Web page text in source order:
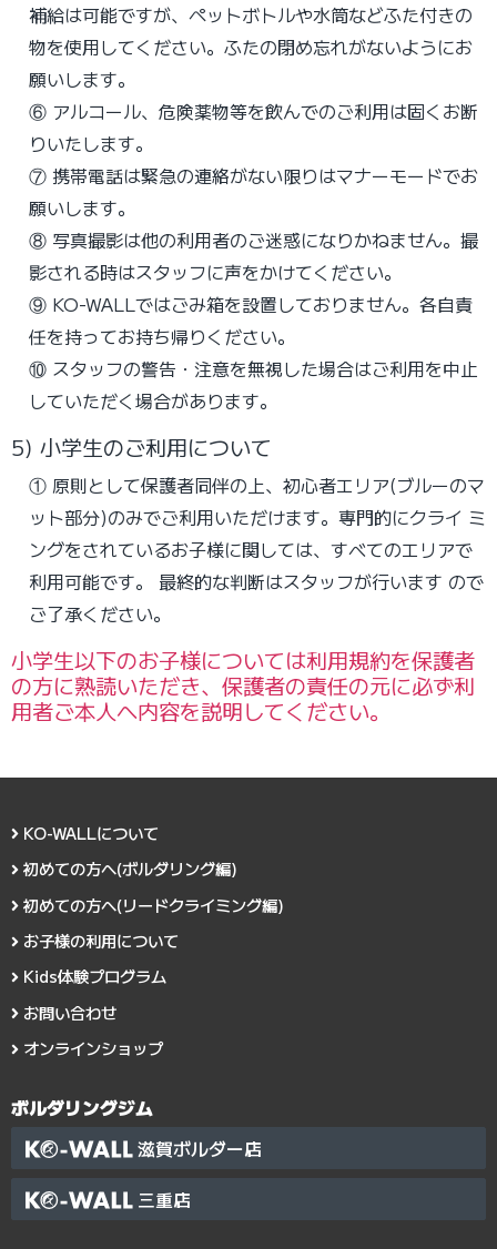
補給は可能ですが、ペットボトルや水筒などふた付きの
物を使用してください。ふたの閉め忘れがないようにお
願いします。
⑥ アルコール、危険薬物等を飲んでのご利用は固くお断
りいたします。
⑦ 携帯電話は緊急の連絡がない限りはマナーモードでお
願いします。
⑧ 写真撮影は他の利用者のご迷惑になりかねません。撮
影される時はスタッフに声をかけてください。
⑨ KO-WALLではごみ箱を設置しておりません。各自責
任を持ってお持ち帰りください。
⑩ スタッフの警告・注意を無視した場合はご利用を中止
していただく場合があります。
5) 小学生のご利用について
① 原則として保護者同伴の上、初心者エリア(ブルーのマ
ット部分)のみでご利用いただけます。専門的にクライ ミ
ングをされているお子様に関しては、すべてのエリアで
利用可能です。 最終的な判断はスタッフが行います ので
ご了承ください。
小学生以下のお子様については利用規約を保護者
の方に熟読いただき、保護者の責任の元に必ず利
用者ご本人へ内容を説明してください。
KO-WALLについて
初めての方へ(ボルダリング編)
初めての方へ(リードクライミング編)
お子様の利用について
Kids体験プログラム
お問い合わせ
オンラインショップ
ボルダリングジム
滋賀ボルダー店
三重店